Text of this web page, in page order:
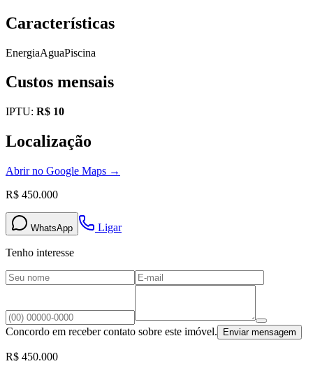
Características
EnergiaAguaPiscina
Custos mensais
IPTU: R$ 10
Localização
Abrir no Google Maps →
R$ 450.000
WhatsApp Ligar
Tenho interesse
Concordo em receber contato sobre este imóvel. Enviar mensagem
R$ 450.000